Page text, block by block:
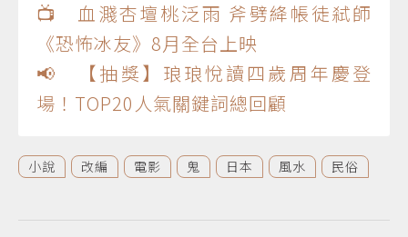
📺 血濺杏壇桃泛雨 斧劈絳帳徒弒師
《恐怖冰友》8月全台上映
📢 【抽獎】琅琅悅讀四歲周年慶登
場！TOP20人氣關鍵詞總回顧
小說 改編 電影 鬼 日本 風水 民俗